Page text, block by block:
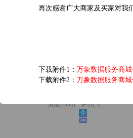
再次感谢广大商家及买家对我
下载附件1： 万象数据服务商
下载附件2： 万象数据服务商
6.0元/次
浏览(1346) 评分(5)